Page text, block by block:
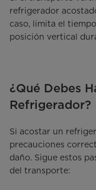
refrigerador
caso, limita el
posición vertical
¿Qué Debes
Refrigerador?
Si acostar un
precauciones
daño. Sigue estos
del transporte: